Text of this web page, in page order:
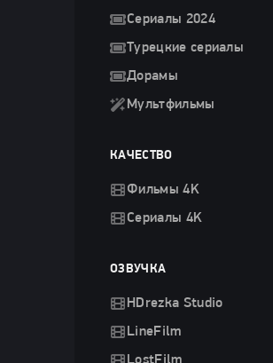
Сериалы 2024
Турецкие сериалы
Дорамы
Мультфильмы
КАЧЕСТВО
Фильмы 4K
Сериалы 4K
ОЗВУЧКА
HDrezka Studio
LineFilm